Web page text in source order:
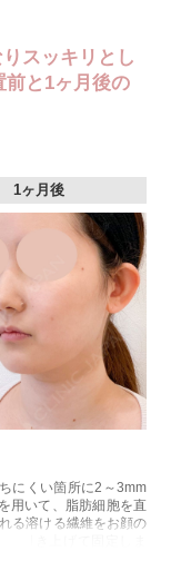
スッキリとし
前と1ヶ月後の
1ヶ月後
にくい箇所に2～3mm
用いて、脂肪細胞を直
る溶ける繊維をお顔の
引き上げて固定しま